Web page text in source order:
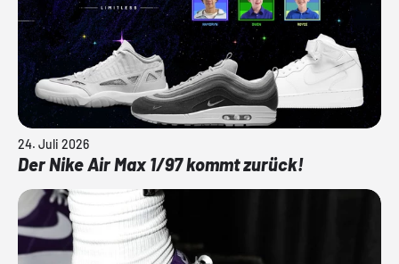
24. Juli 2026
Der Nike Air Max 1/97 kommt zurück!